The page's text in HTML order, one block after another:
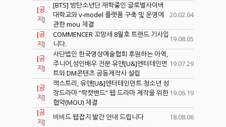
[공
지]
[BTS] 방탄소년단 재학중인 글로벌사이버
대학교와 v-model 플랫폼 구축 및 운영에
관한 mou 체결
20.02.04
[공
지]
COMMENCER 꼬망세 8월호 트랜드 기사입
니다.
19.08.05
[공
지]
사단법인 한국영상예술협회 후원하는 아역,
주니어,성인배우 전문 유앤[U&]엔터테인먼
트와 DM콘텐츠 공동제작사 설립
19.07.29
[공
지]
잭스트리, 유앤[U&]엔터테인먼트 청소년 성
장드라마 “락캣밴드” 웹 드라마 제작을 위한
협약(MOU) 체결
19.06.19
[공
지]
비비드 웹잡지 발간 안내 드립니다 18.08.06